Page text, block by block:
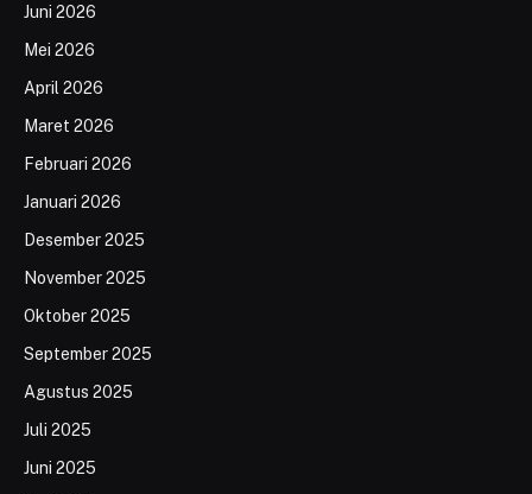
Juni 2026
Mei 2026
April 2026
Maret 2026
Februari 2026
Januari 2026
Desember 2025
November 2025
Oktober 2025
September 2025
Agustus 2025
Juli 2025
Juni 2025